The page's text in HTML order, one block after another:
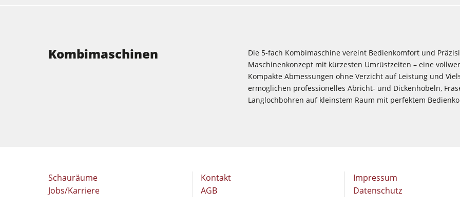
Kombimaschinen
Die 5-fach Kombimaschine vereint Bedienkomfort und
Maschinenkonzept mit kürzesten Umrüstzeiten – eine
Kompakte Abmessungen ohne Verzicht auf Leistung und
ermöglichen professionelles Abricht- und Dickenhobeln,
Langlochbohren auf kleinstem Raum mit perfektem
Schauräume
Jobs/Karriere
Kontakt
AGB
Impressum
Datenschutz